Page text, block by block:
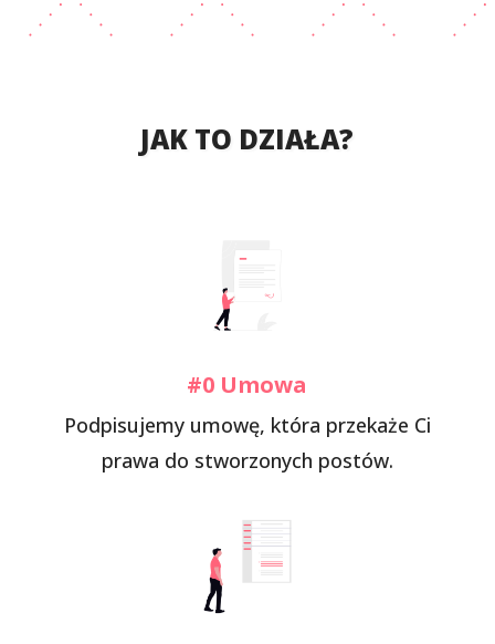
JAK TO DZIAŁA?
#0 Umowa
Podpisujemy umowę, która przekaże Ci
prawa do stworzonych postów.